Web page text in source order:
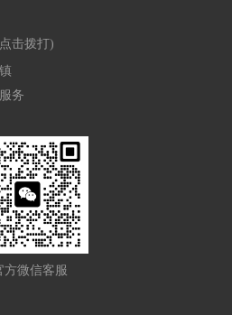
击拨打)
务
方微信客服